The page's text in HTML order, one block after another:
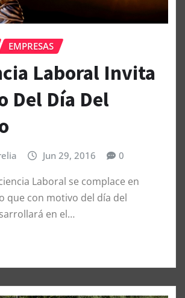
EMPRESAS
Laboral Invita
Del Día Del
Jun 29, 2016 0
Laboral se complace en
que con motivo del día del
en el…